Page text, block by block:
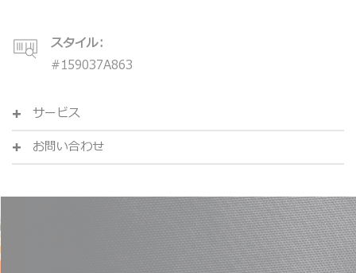
スタイル:
#159037A863
サービス
お問い合わせ